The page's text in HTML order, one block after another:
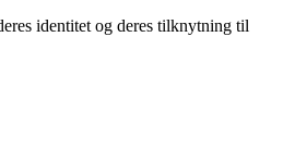
identitet og deres tilknytning til